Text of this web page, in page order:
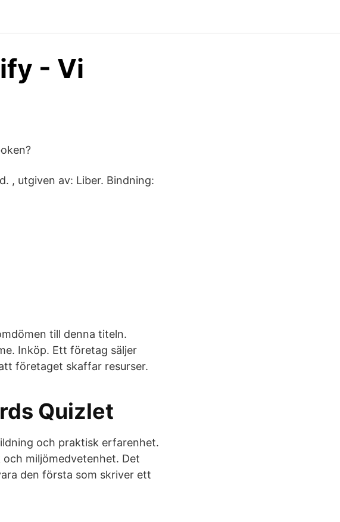
- Vi
, utgiven av: Liber. Bindning:
till denna titeln.
Inköp. Ett företag säljer
företaget skaffar resurser.
Quizlet
och praktisk erfarenhet.
miljömedvetenhet. Det
den första som skriver ett